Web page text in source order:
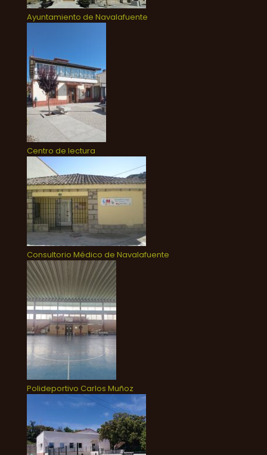
Ayuntamiento de Navalafuente
Centro de lectura
Consultorio Médico de Navalafuente
Polideportivo Carlos Muñoz